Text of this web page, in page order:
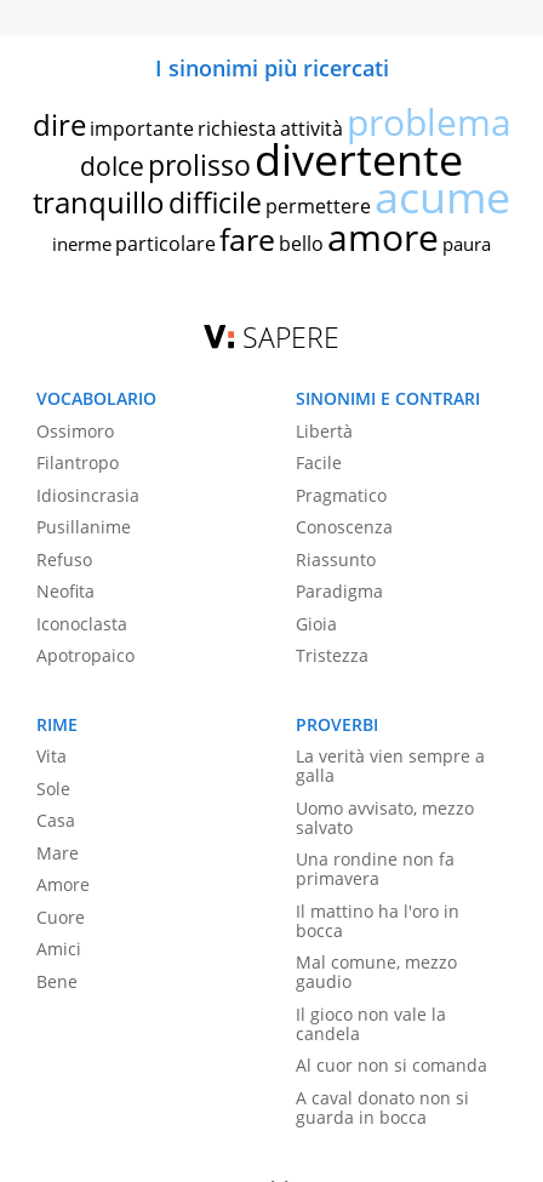
I sinonimi più ricercati
dire importante richiestaattività problema
dolce prolissodivertente
tranquillodifficile permettereacume
inerme particolarefare bello amore paura
SAPERE
VOCABOLARIO
Ossimoro
Filantropo
Idiosincrasia
Pusillanime
Refuso
Neofita
Iconoclasta
Apotropaico
SINONIMI E CONTRARI
Libertà
Facile
Pragmatico
Conoscenza
Riassunto
Paradigma
Gioia
Tristezza
RIME
Vita
Sole
Casa
Mare
Amore
Cuore
Amici
Bene
PROVERBI
La verità vien sempre a
galla
Uomo avvisato, mezzo
salvato
Una rondine non fa
primavera
Il mattino ha l'oro in
bocca
Mal comune, mezzo
gaudio
Il gioco non vale la
candela
Al cuor non si comanda
A caval donato non si
guarda in bocca